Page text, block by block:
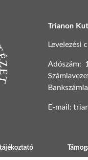
Trianon
Levelezési
Adószám:
E-mail: